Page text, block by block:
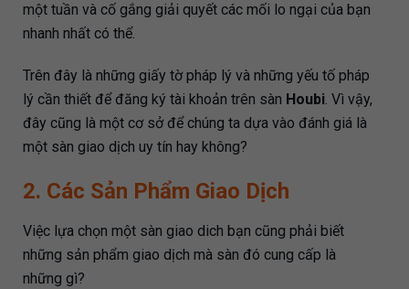
một tuần và cố gắng giải quyết các mối lo ngại của bạn
nhanh nhất có thể.
Trên đây là những giấy tờ pháp lý và những yếu tố pháp
lý cần thiết để đăng ký tài khoản trên sàn Houbi. Vì vậy,
đây cũng là một cơ sở để chúng ta dựa vào đánh giá là
một sàn giao dịch uy tín hay không?
2. Các Sản Phẩm Giao Dịch
Việc lựa chọn một sàn giao dich bạn cũng phải biết
những sản phẩm giao dịch mà sàn đó cung cấp là
những gì?